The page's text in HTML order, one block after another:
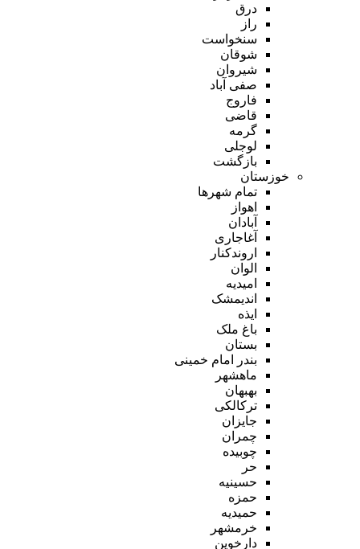
درق
راز
سنخواست
شوقان
شیروان
صفی آباد
فاروج
قاضی
گرمه
لوجلی
بازگشت
خوزستان
تمام شهر‌ها
اهواز
آبادان
آغاجاری
اروندکنار
الوان
امیدیه
اندیمشک
ایذه
باغ ملک
بستان
بندر امام خمینی
ماهشهر
بهبهان
ترکالکی
جایزان
چمران
چوبیده
حر
حسینیه
حمزه
حمیدیه
خرمشهر
دارخوین